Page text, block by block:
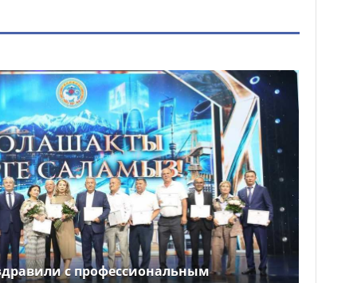
с профессиональным